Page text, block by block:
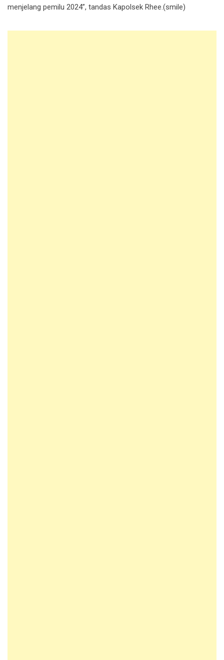
menjelang pemilu 2024”, tandas Kapolsek Rhee.(smile)